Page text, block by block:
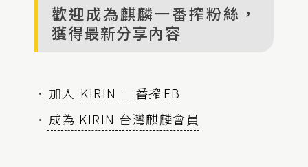
歡迎成為麒麟一番搾粉絲，
獲得最新分享內容
• 加入 KIRIN 一番搾 FB
• 成為 KIRIN 台灣麒麟會員